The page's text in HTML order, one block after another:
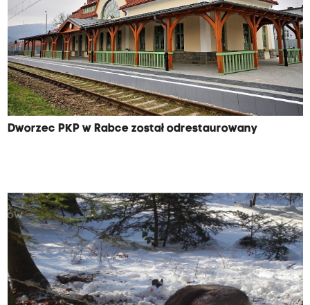
Dworzec PKP w Rabce został odrestaurowany